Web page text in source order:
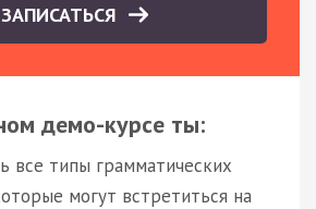
ЗАПИСАТЬСЯ
демо-курсе ты:
все типы грамматических
могут встретиться на